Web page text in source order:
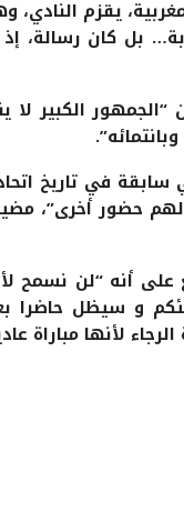
يقزم النادي،
بل كان رسالة،
“الجمهور الكبير
في تاريخ
حضور أخرى”،
أنه “لن نسمح
و سيظل حاضرا
لأنها مباراة